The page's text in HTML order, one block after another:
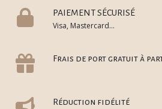
PAIEMENT SÉCURISÉ
Visa, Mastercard...
Frais de port gratuit à
Réduction fidélité